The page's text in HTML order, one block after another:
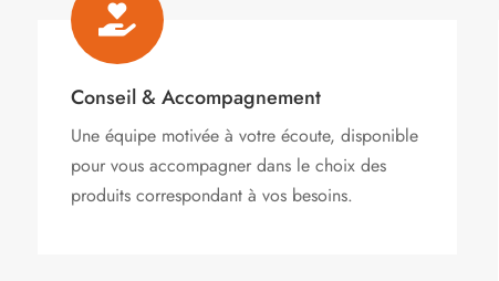

Conseil & Accompagnement
Une équipe motivée à votre écoute, disponible
pour vous accompagner dans le choix des
produits correspondant à vos besoins.